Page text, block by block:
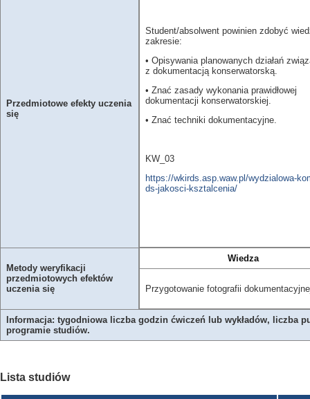
Przedmiotowe efekty uczenia
się
Student/absolwent powinien zdobyć
zakresie:
• Opisywania planowanych działań
z dokumentacją konserwatorską.
• Znać zasady wykonania prawidłowej
dokumentacji konserwatorskiej.
• Znać techniki dokumentacyjne.
KW_03
https://wkirds.asp.waw.pl/wydzialowa-
ds-jakosci-ksztalcenia/
Metody weryfikacji
przedmiotowych efektów
uczenia się
Wiedza
Przygotowanie fotografii
Informacja: tygodniowa liczba godzin ćwiczeń lub wykładów, liczba
programie studiów.
Lista studiów